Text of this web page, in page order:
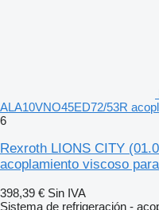
ALA10VNO45ED72/53R
6
Rexroth LIONS CITY
acoplamiento viscoso
398,39 € Sin IVA
Sistema de refrigeración -